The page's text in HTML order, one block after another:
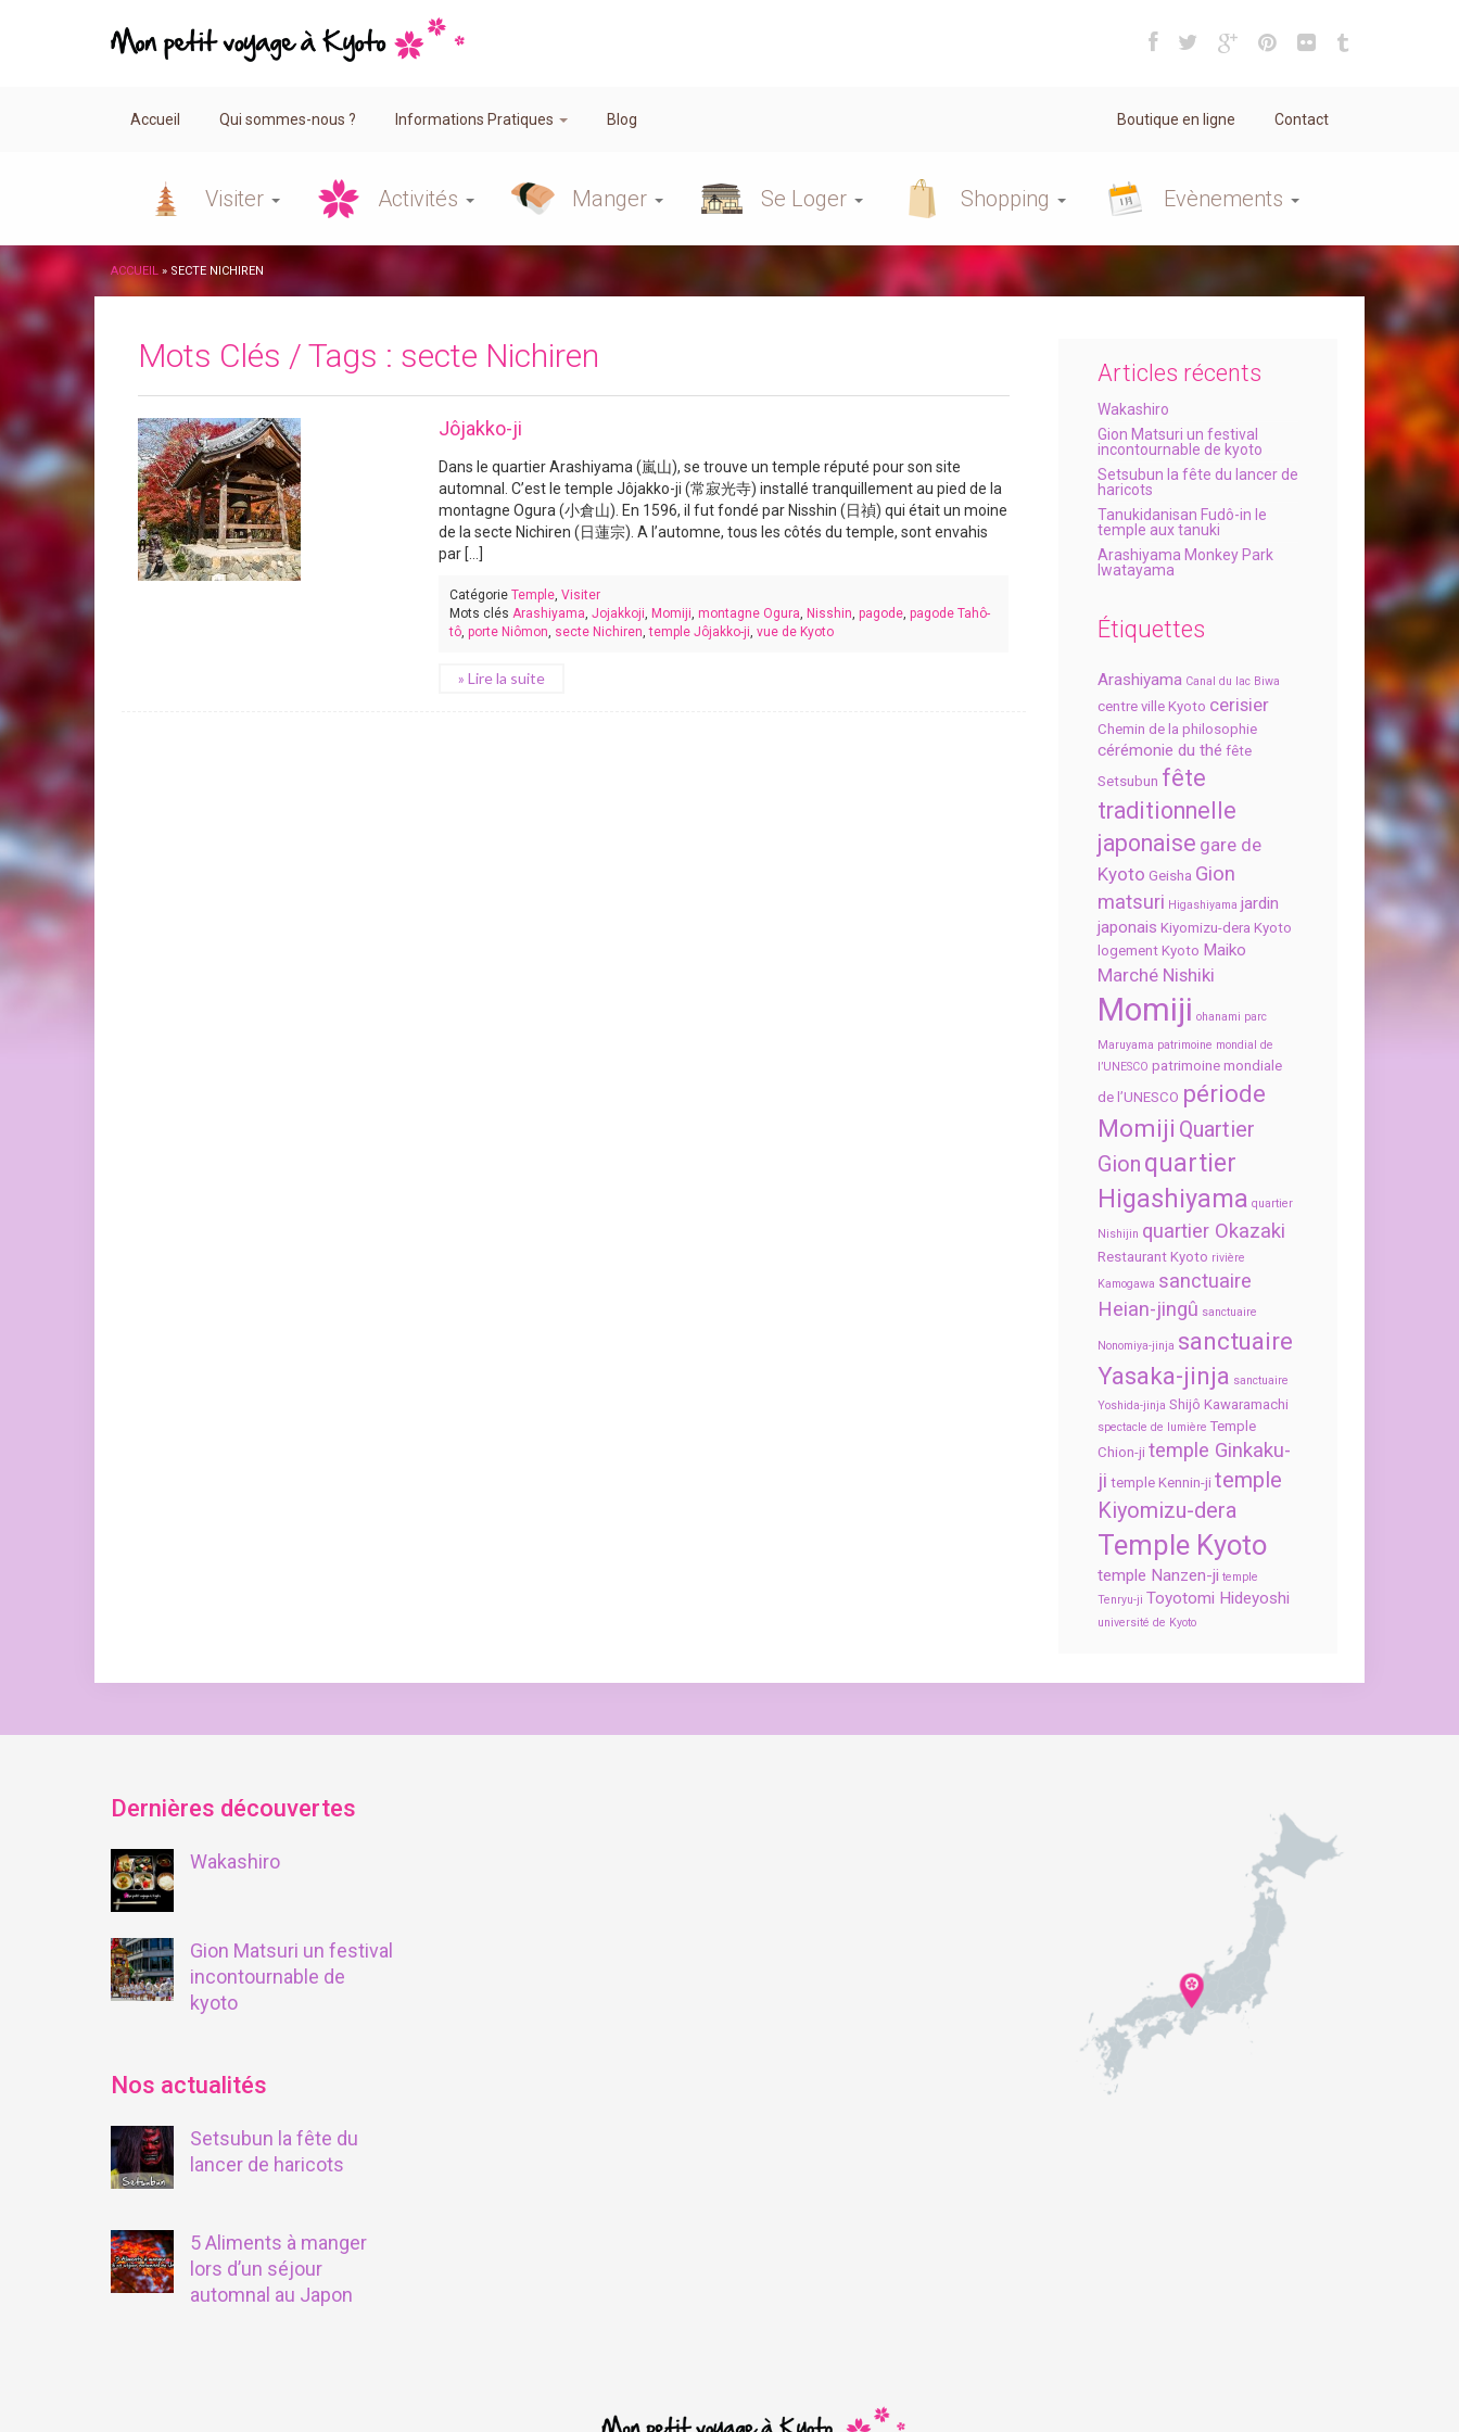
Accueil Qui sommes-nous ? Informations Pratiques Blog Boutique en ligne Contact
Visiter Activités Manger Se Loger Shopping Evènements
ACCUEIL » SECTE NICHIREN
Articles récents
Wakashiro
Gion Matsuri un festival
incontournable de kyoto
Setsubun la fête du lancer de
haricots
Tanukidanisan Fudô-in le
temple aux tanuki
Arashiyama Monkey Park
Iwatayama
Étiquettes
Arashiyama Canal du lac Biwa
centre ville Kyoto cerisier
Chemin de la philosophie
cérémonie du thé fête
Setsubun fête
traditionnelle
japonaise gare de
Kyoto Geisha Gion
matsuri Higashiyama jardin
japonais Kiyomizu-dera Kyoto
logement Kyoto Maiko
Marché Nishiki
Momiji ohanami parc
Maruyama patrimoine mondial de
l’UNESCO patrimoine mondiale
de l’UNESCO période
Momiji Quartier
Gion quartier
Higashiyama quartier
Nishijin quartier Okazaki
Restaurant Kyoto rivière
Kamogawa sanctuaire
Heian-jingû sanctuaire
Nonomiya-jinja sanctuaire
Yasaka-jinja sanctuaire
Yoshida-jinja Shijô Kawaramachi
spectacle de lumière Temple
Chion-ji temple Ginkaku-
ji temple Kennin-ji temple
Kiyomizu-dera
Temple Kyoto
temple Nanzen-ji temple
Tenryu-ji Toyotomi Hideyoshi
université de Kyoto
Mots Clés / Tags : secte Nichiren
Jôjakko-ji
Dans le quartier Arashiyama (嵐山), se trouve un temple réputé pour son site
automnal. C’est le temple Jôjakko-ji (常寂光寺) installé tranquillement au pied de la
montagne Ogura (小倉山). En 1596, il fut fondé par Nisshin (日禎) qui était un moine
de la secte Nichiren (日蓮宗). A l’automne, tous les côtés du temple, sont envahis
par [...]
CatégorieTemple,Visiter
Mots clésArashiyama,Jojakkoji, Momiji,montagne Ogura, Nisshin,pagode,pagode Tahô-
tô,porte Niômon, secte Nichiren,temple Jôjakko-ji,vue de Kyoto
» Lire la suite
Dernières découvertes
Wakashiro
Gion Matsuri un festival
incontournable de
kyoto
Nos actualités
Setsubun la fête du
lancer de haricots
5 Aliments à manger
lors d’un séjour
automnal au Japon